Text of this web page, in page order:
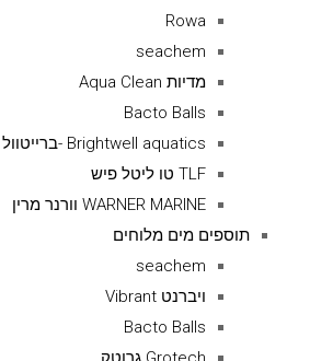
Rowa
seachem
מדיות Aqua Clean
Bacto Balls
Brightwell aquatics -ברייטוול אקווטיקס
TLF טו ליטל פיש
WARNER MARINE וורנר מרין
תוספים מים מלוחים
seachem
ויברנט Vibrant
Bacto Balls